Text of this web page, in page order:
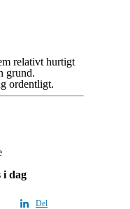
relativt hurtigt
grund.
ordentligt.
i dag
Del